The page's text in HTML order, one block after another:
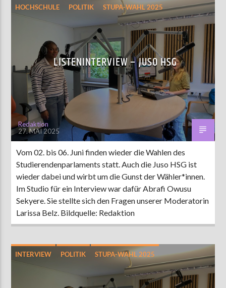
HOCHSCHULE POLITIK STUPA-WAHL 2025
LISTENINTERVIEW – JUSO HSG
Redaktion
27. MAI 2025
Vom 02. bis 06. Juni finden wieder die Wahlen des
Studierendenparlaments statt. Auch die Juso HSG ist
wieder dabei und wirbt um die Gunst der Wähler*innen.
Im Studio für ein Interview war dafür Abrafi Owusu
Sekyere. Sie stellte sich den Fragen unserer Moderatorin
Larissa Belz. Bildquelle: Redaktion
INTERVIEW POLITIK STUPA-WAHL 2025